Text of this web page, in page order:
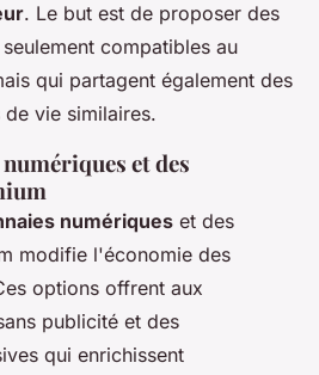
. Le but est de proposer des
compatibles au
qui partagent également des
vie similaires.
et des
numériques et des
modifie l'économie des
options offrent aux
publicité et des
qui enrichissent